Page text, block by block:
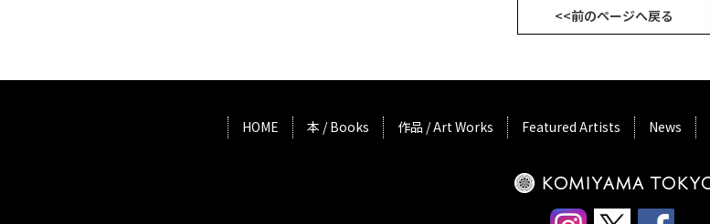
<<前のページへ戻る
HOME 本 / Books 作品 / Art Works Featured Artists News